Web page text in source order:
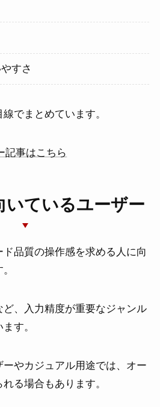
品レビュー
・新製品情報
問い合わせ
すさ
でまとめています。
記事はこちら
いているユーザー
品質の操作感を求める人に向
、入力精度が重要なジャンル
す。
やカジュアル用途では、オー
る場合もあります。